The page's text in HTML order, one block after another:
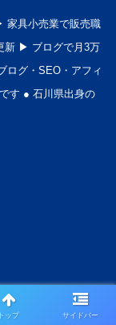
家具小売業で販売職
新 ▶︎ ブログで月3万
ログ・SEO・アフィ
す ● 石川県出身の
トップ サイドバー